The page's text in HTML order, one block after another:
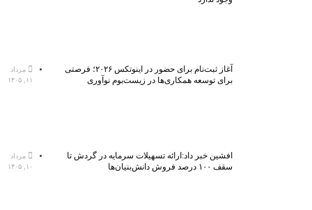
آغاز ثبت‌نام برای حضور در اینوتکس ۲۰۲۶؛ فرصتی
برای توسعه همکاری‌ها در زیست‌بوم نوآوری
مرداد
۱۱, ۱۴۰۵
افشین خبر داد:ارائه تسهیلات سرمایه در گردش تا
سقف ۱۰۰ درصد فروش دانش‌بنیان‌ها
مرداد
۱۰, ۱۴۰۵